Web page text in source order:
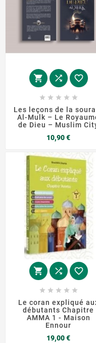
  
    
Les leçons de la
Al-Mulk – Le
de Dieu – Muslim
10,90 €Prix
  
    
Le coran expliqué
débutants Chapitre
AMMA 1 - Maison
Ennour
19,00 €Prix